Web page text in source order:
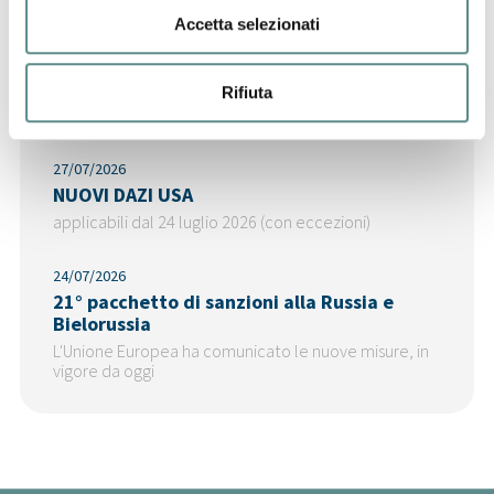
Accetta selezionati
Rifiuta
CINA
deciso un dazio antidumping definitivo sulle
27/07/2026
NUOVI DAZI USA
applicabili dal 24 luglio 2026 (con eccezioni)
24/07/2026
21° pacchetto di sanzioni alla Russia e
Bielorussia
L'Unione Europea ha comunicato le nuove misure, in
vigore da oggi